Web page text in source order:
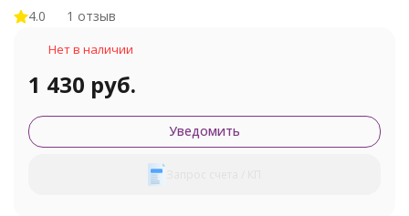
4.0 1 отзыв
Нет в наличии
1 430 руб.
Уведомить